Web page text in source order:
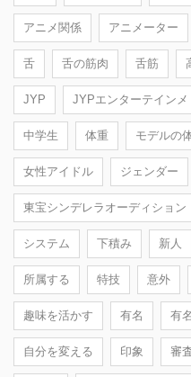
アニメ関係 アニメーター
舌 舌の筋肉 舌筋
JYP JYPエンターテインメ
中学生 体重 モデルの
女性アイドル ジェンダー
東宝シンデレラオーディション
システム 下積み 新人
所属する 特技 意外
趣味を活かす 有名 有
自分を変える 印象 審